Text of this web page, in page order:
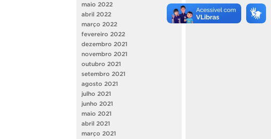
maio 2022
abril 2022
março 2022
fevereiro 2022
dezembro 2021
novembro 2021
outubro 2021
setembro 2021
agosto 2021
julho 2021
junho 2021
maio 2021
abril 2021
março 2021